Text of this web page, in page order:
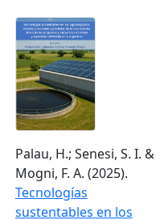
Palau, H.; Senesi, S. I. &
Mogni, F. A. (2025).
Tecnologías
sustentables en los